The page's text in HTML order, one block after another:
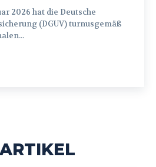
(DGUV) turnusgemäß